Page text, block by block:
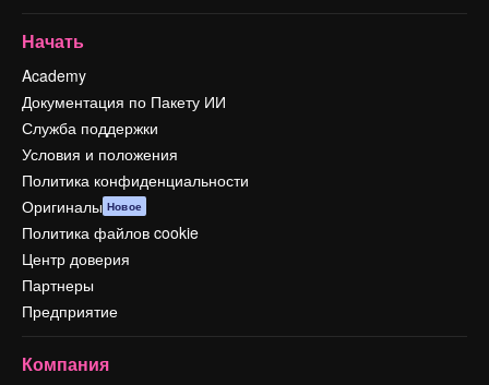
Начать
Academy
Документация по Пакету ИИ
Служба поддержки
Условия и положения
Политика конфиденциальности
Оригиналы Новое
Политика файлов cookie
Центр доверия
Партнеры
Предприятие
Компания